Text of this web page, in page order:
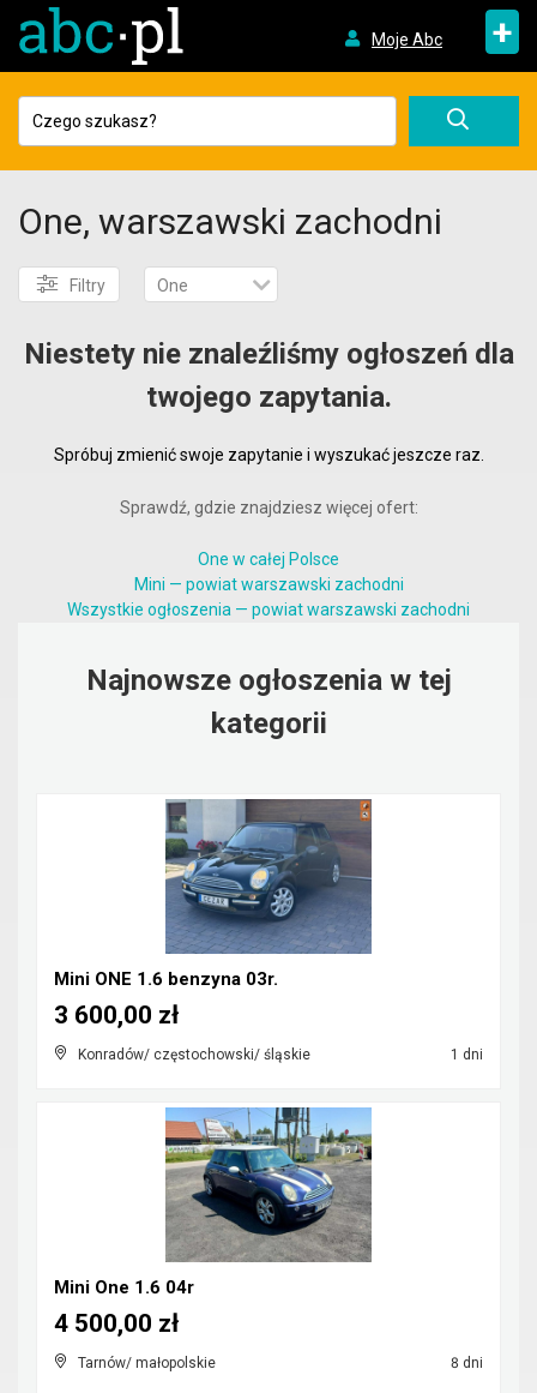
Moje Abc +
One, warszawski zachodni
Filtry One
Niestety nie znaleźliśmy ogłoszeń dla
twojego zapytania.
Spróbuj zmienić swoje zapytanie i wyszukać jeszcze raz.
Sprawdź, gdzie znajdziesz więcej ofert:
One w całej Polsce
Mini — powiat warszawski zachodni
Wszystkie ogłoszenia — powiat warszawski zachodni
Najnowsze ogłoszenia w tej
kategorii
Mini ONE 1.6 benzyna 03r.
Konradów/ częstochowski/ śląskie 1 dni
3 600,00 zł
Mini One 1.6 04r
Tarnów/ małopolskie 8 dni
4 500,00 zł